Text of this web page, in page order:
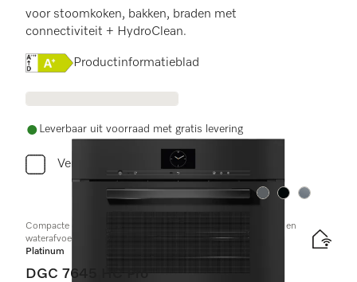
voor stoomkoken, bakken, braden met
connectiviteit + HydroClean.
Online Label Flag, Energielabel
Productinformatieblad
Leverbaar uit voorraad met gratis levering
Vergelijken
Kleur:Kleur:Kleur:
Compacte combi-stoomoven met aansluiting voor vers water en
waterafvoer
Platinum
DGC 7645 HC Pro